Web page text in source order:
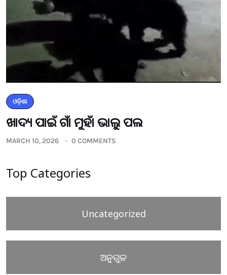
ଓଡ଼ିଶା
ଖାଦ୍ୟ ପାଇଁ ଗାଁ ମୁହାଁ ଭାଲୁ ପଲ
MARCH 10, 2026 0 COMMENTS
Top Categories
Uncategorized
ଅନୁଗୁଳ